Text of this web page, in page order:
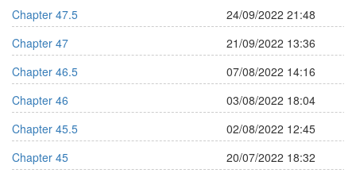
Chapter 47.5
24/09/2022 21:48
Chapter 47
21/09/2022 13:36
Chapter 46.5
07/08/2022 14:16
Chapter 46
03/08/2022 18:04
Chapter 45.5
02/08/2022 12:45
Chapter 45
20/07/2022 18:32